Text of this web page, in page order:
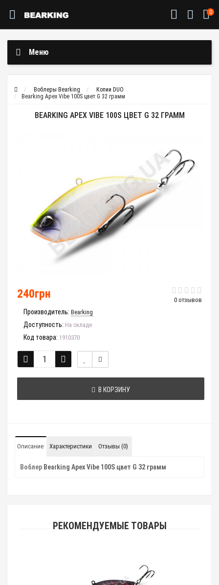
0
Меню
Воблеры Bearking
Копии DUO
Bearking Apex Vibe 100S цвет G 32 грамм
BEARKING APEX VIBE 100S ЦВЕТ G 32 ГРАММ
0 отзывов
240грн
Производитель: Bearking
Доступность: На складе
Код товара: 1910370
В КОРЗИНУ
Описание Характеристики Отзывы (0)
Воблер Bearking Apex Vibe 100S цвет G 32 грамм
РЕКОМЕНДУЕМЫЕ ТОВАРЫ